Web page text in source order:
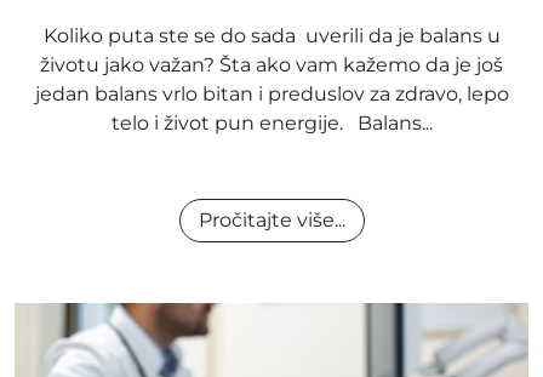
Koliko puta ste se do sada uverili da je balans u
životu jako važan? Šta ako vam kažemo da je još
jedan balans vrlo bitan i preduslov za zdravo, lepo
telo i život pun energije. Balans...
Pročitajte više...